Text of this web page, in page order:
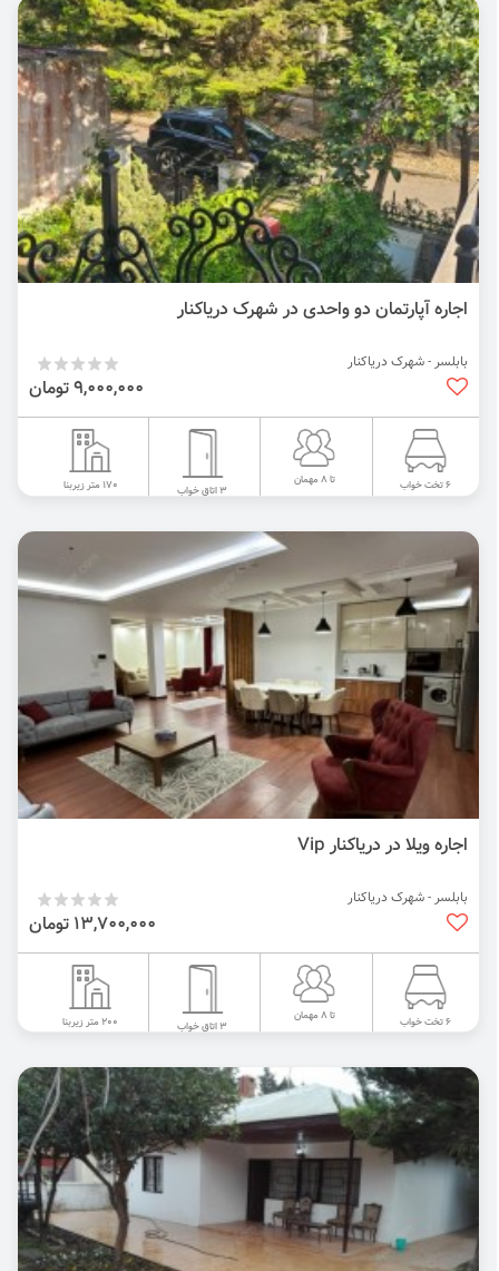
اجاره آپارتمان دو واحدی در شهرک دریاکنار
بابلسر - شهرک دریاکنار
9,000,000 تومان
6 تخت خواب تا 8 مهمان
3 اتاق خواب 170 متر زیربنا
اجاره ویلا در دریاکنار Vip
بابلسر - شهرک دریاکنار
13,700,000 تومان
6 تخت خواب تا 8 مهمان
3 اتاق خواب 200 متر زیربنا